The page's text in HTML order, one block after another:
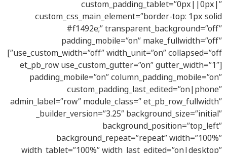
custom_padding_tablet=”0px||0px|”
custom_css_main_element=”border-top: 1px solid
#f1492e;” transparent_background=”off”
padding_mobile=”on” make_fullwidth=”off”
use_custom_width=”off” width_unit=”on” collapsed=”off”]
[et_pb_row use_custom_gutter=”on” gutter_width=”1″
padding_mobile=”on” column_padding_mobile=”on”
custom_padding_last_edited=”on|phone”
admin_label=”row” module_class=” et_pb_row_fullwidth”
_builder_version=”3.25″ background_size=”initial”
background_position=”top_left”
background_repeat=”repeat” width=”100%”
width_tablet=”100%” width_last_edited=”on|desktop”